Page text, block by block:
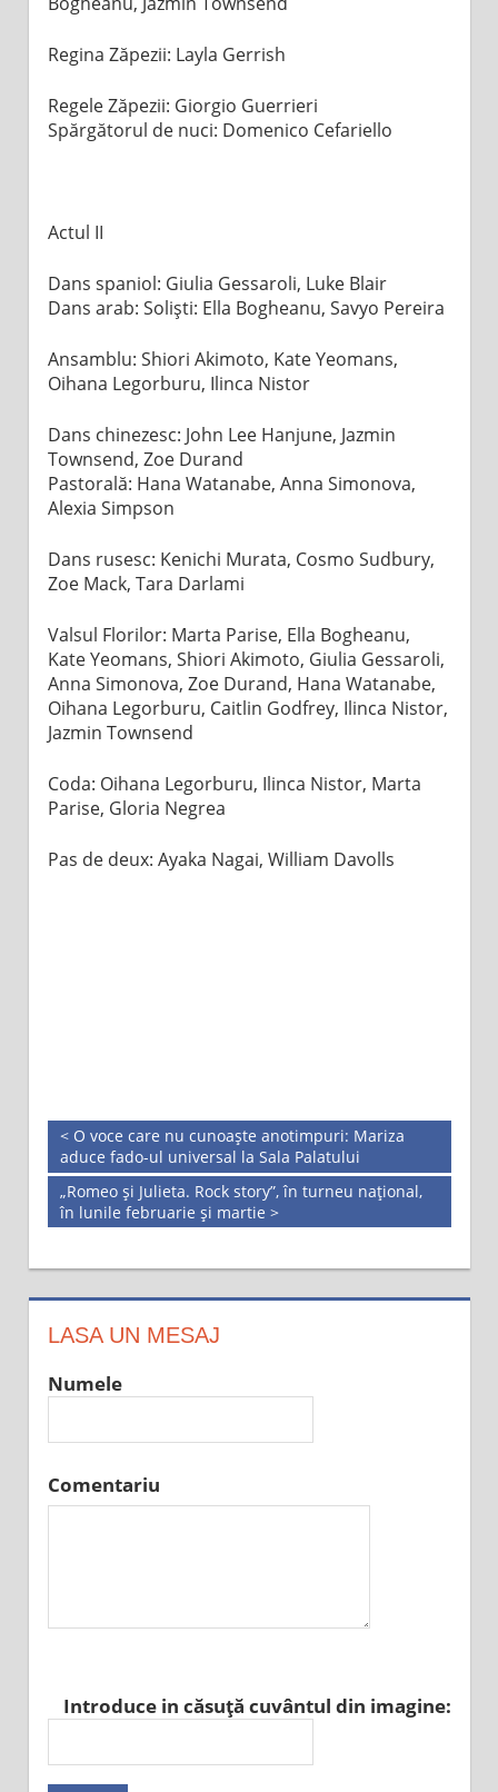
Regina Zăpezii: Layla Gerrish
Regele Zăpezii: Giorgio Guerrieri
Spărgătorul de nuci: Domenico Cefariello
Actul II
Dans spaniol: Giulia Gessaroli, Luke Blair
Dans arab: Soliști: Ella Bogheanu, Savyo Pereira
Ansamblu: Shiori Akimoto, Kate Yeomans,
Oihana Legorburu, Ilinca Nistor
Dans chinezesc: John Lee Hanjune, Jazmin
Townsend, Zoe Durand
Pastorală: Hana Watanabe, Anna Simonova,
Alexia Simpson
Dans rusesc: Kenichi Murata, Cosmo Sudbury,
Zoe Mack, Tara Darlami
Valsul Florilor: Marta Parise, Ella Bogheanu,
Kate Yeomans, Shiori Akimoto, Giulia Gessaroli,
Anna Simonova, Zoe Durand, Hana Watanabe,
Oihana Legorburu, Caitlin Godfrey, Ilinca Nistor,
Jazmin Townsend
Coda: Oihana Legorburu, Ilinca Nistor, Marta
Parise, Gloria Negrea
Pas de deux: Ayaka Nagai, William Davolls
< O voce care nu cunoaște anotimpuri: Mariza
aduce fado-ul universal la Sala Palatului
„Romeo și Julieta. Rock story”, în turneu național,
în lunile februarie și martie >
LASA UN MESAJ
Numele
Comentariu
Introduce in căsuţă cuvântul din imagine: